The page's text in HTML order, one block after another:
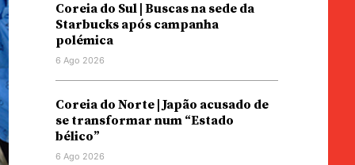
Coreia do Sul | Buscas na sede da
Starbucks após campanha
polémica
6 Ago 2026
Coreia do Norte | Japão acusado de
se transformar num “Estado
bélico”
6 Ago 2026